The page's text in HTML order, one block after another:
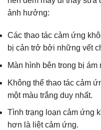
ảnh hưởng:
Các thao tác cảm ứng
bị cản trở bởi những vết
Màn hình bên trong bị
Không thể thao tác cảm
một màu trắng duy nhất.
Tình trạng loạn cảm ứng
hơn là liệt cảm ứng.